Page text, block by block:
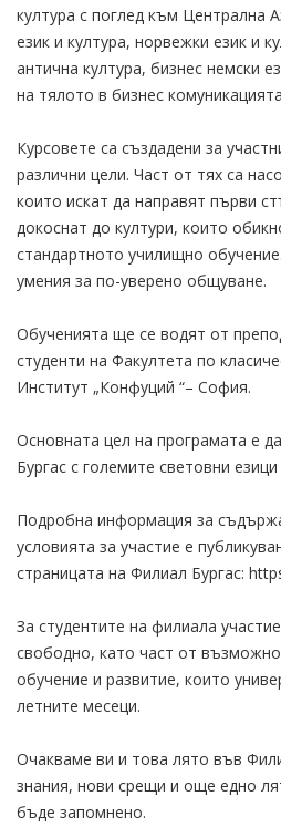
култура с поглед към Централна
език и култура, норвежки език и
антична култура, бизнес немски
на тялото в бизнес
Курсовете са създадени за
различни цели. Част от тях са
които искат да направят първи
докоснат до култури, които
стандартното училищно
умения за по-уверено общуване.
Обученията ще се водят от
студенти на Факултета по
Институт „Конфуций “– София.
Основната цел на програмата е
Бургас с големите световни езици
Подробна информация за
условията за участие е
страницата на Филиал Бургас:
За студентите на филиала
свободно, като част от
обучение и развитие, които
летните месеци.
Очакваме ви и това лято във
знания, нови срещи и още едно
бъде запомнено.